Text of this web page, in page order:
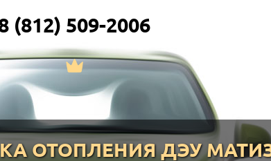
(812) 509-2006
ОТОПЛЕНИЯ ДЭУ